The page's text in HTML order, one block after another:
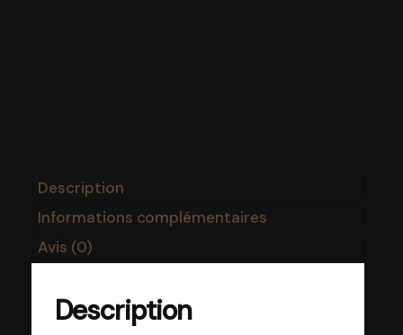
Description
Informations complémentaires
Avis (0)
Description